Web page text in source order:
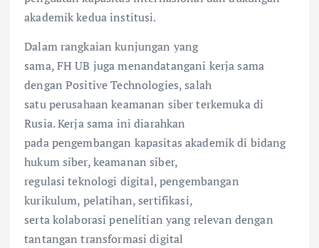
akademik kedua institusi.
Dalam rangkaian kunjungan yang
sama, FH UB juga menandatangani kerja sama
dengan Positive Technologies, salah
satu perusahaan keamanan siber terkemuka di
Rusia. Kerja sama ini diarahkan
pada pengembangan kapasitas akademik di bidang
hukum siber, keamanan siber,
regulasi teknologi digital, pengembangan
kurikulum, pelatihan, sertifikasi,
serta kolaborasi penelitian yang relevan dengan
tantangan transformasi digital